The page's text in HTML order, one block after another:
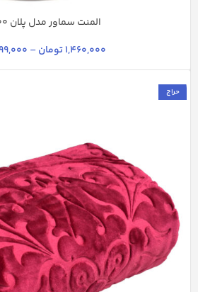
طوسی روشنالمنت سماور مدل پلان 3000 وات
1,460,000 تومان –
حراج